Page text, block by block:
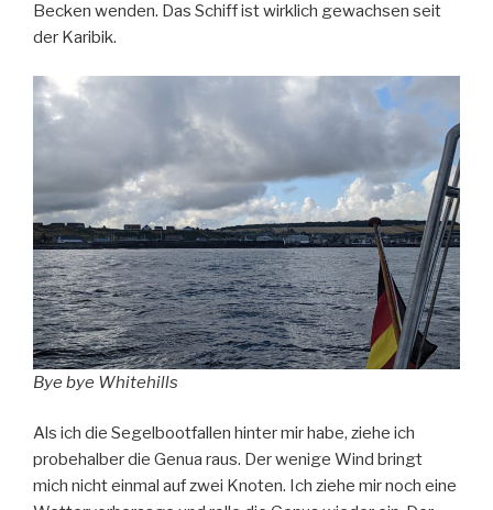
Becken wenden. Das Schiff ist wirklich gewachsen seit
der Karibik.
Bye bye Whitehills
Als ich die Segelbootfallen hinter mir habe, ziehe ich
probehalber die Genua raus. Der wenige Wind bringt
mich nicht einmal auf zwei Knoten. Ich ziehe mir noch eine